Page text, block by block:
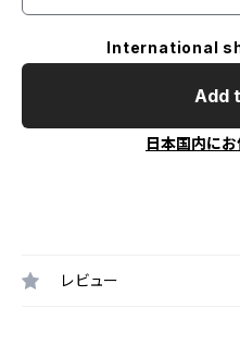
International
Add
日本国内に
レビュー